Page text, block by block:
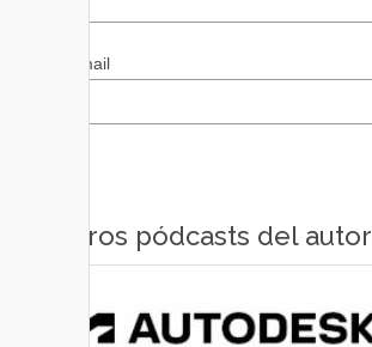
Email
Otros pódcasts del autor